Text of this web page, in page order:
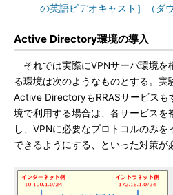
の英語ビデオキャスト］（ダ
Active Directory環境の導入
それでは実際にVPNサーバ環境を
る環境は次のようなものとする。実
Active DirectoryもRRASサービスも
境で利用する場合は、各サービスを
し、VPNに必要なプロトコルのみ
できるようにする、といった対策が